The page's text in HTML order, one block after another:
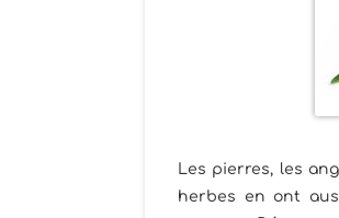
Les pierres, les
herbes en ont